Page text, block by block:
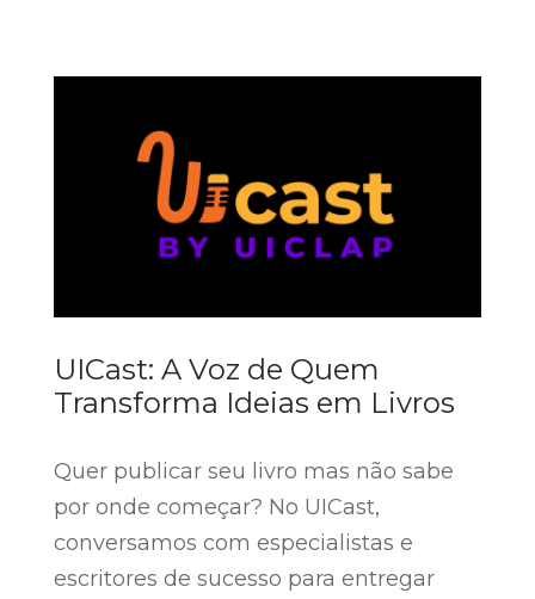
UICast: A Voz de Quem
Transforma Ideias em Livros
Quer publicar seu livro mas não sabe
por onde começar? No UICast,
conversamos com especialistas e
escritores de sucesso para entregar